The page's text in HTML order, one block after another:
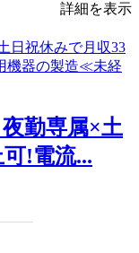
詳細を表示
夜勤専属×土
!電流...